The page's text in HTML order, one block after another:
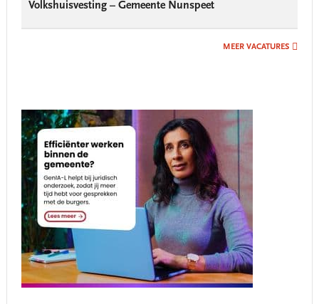
Volkshuisvesting – Gemeente Nunspeet
MEER VACATURES